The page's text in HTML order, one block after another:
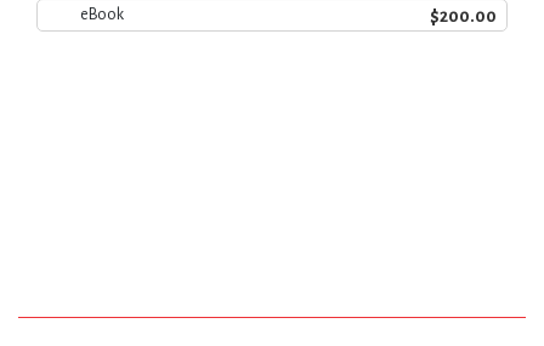
eBook $200.00